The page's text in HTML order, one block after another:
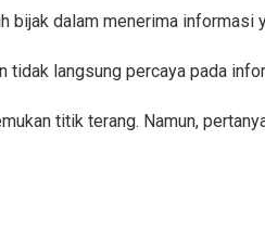
bijak dalam menerima informasi
tidak langsung percaya pada
titik terang. Namun,